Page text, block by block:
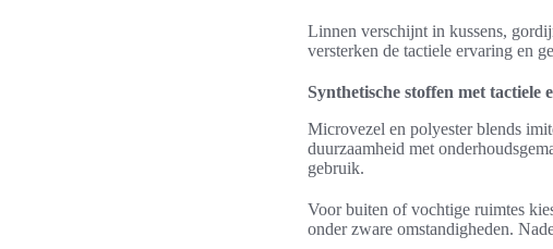
Linnen verschijnt in kussens,
versterken de tactiele ervaring en
Synthetische stoffen met tactiele
Microvezel en polyester blends
duurzaamheid met
gebruik.
Voor buiten of vochtige ruimtes
onder zware omstandigheden.